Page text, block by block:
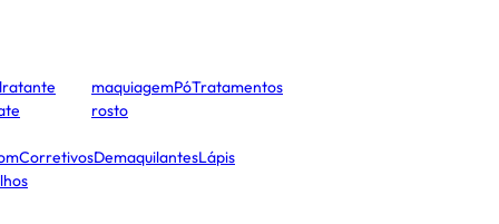
CorretivosDemaquilantesLápis
maquiagemPóTratamentos
rosto